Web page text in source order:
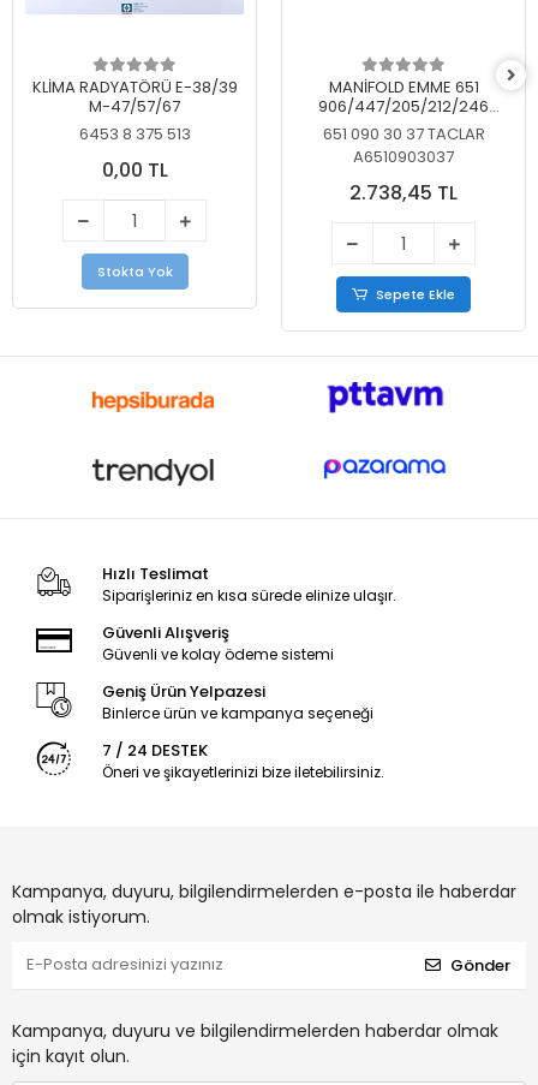
KLİMA RADYATÖRÜ E-38/39
M-47/57/67
6453 8 375 513
0,00 TL
Stokta Yok
MANİFOLD EMME 651
906/447/205/212/246
KELEBEKSİZ
651 090 30 37 TACLAR
A6510903037
2.738,45 TL
Sepete Ekle
Hızlı Teslimat
Siparişleriniz en kısa sürede elinize ulaşır.
Güvenli Alışveriş
Güvenli ve kolay ödeme sistemi
Geniş Ürün Yelpazesi
Binlerce ürün ve kampanya seçeneği
7 / 24 DESTEK
Öneri ve şikayetlerinizi bize iletebilirsiniz.
Kampanya, duyuru, bilgilendirmelerden e-posta ile haberdar
olmak istiyorum.
Gönder
Kampanya, duyuru ve bilgilendirmelerden haberdar olmak
için kayıt olun.